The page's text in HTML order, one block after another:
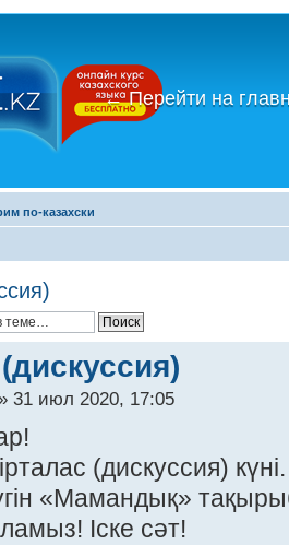
←Перейти на
по-казахски
31 июл 2020, 17:05
(дискуссия) күні.
«Мамандық»
Іске сәт!